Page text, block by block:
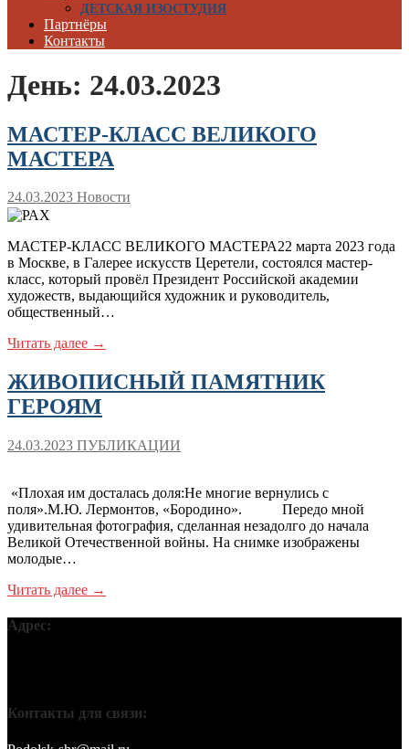
ДЕТСКАЯ ИЗОСТУДИЯ
Партнёры
Контакты
День: 24.03.2023
МАСТЕР-КЛАСС ВЕЛИКОГО
МАСТЕРА
24.03.2023 Новости
МАСТЕР-КЛАСС ВЕЛИКОГО МАСТЕРА22 марта 2023 года
в Москве, в Галерее искусств Церетели, состоялся мастер-
класс, который провёл Президент Российской академии
художеств, выдающийся художник и руководитель,
общественный…
Читать далее →
ЖИВОПИСНЫЙ ПАМЯТНИК
ГЕРОЯМ
24.03.2023 ПУБЛИКАЦИИ
«Плохая им досталась доля:Не многие вернулись с
поля».М.Ю. Лермонтов, «Бородино». Передо мной
удивительная фотография, сделанная незадолго до начала
Великой Отечественной войны. На снимке изображены
молодые…
Читать далее →
Адрес:
Контакты для связи: